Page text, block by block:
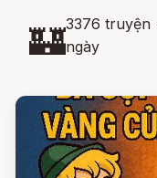
🏰3376 truyện
ngày